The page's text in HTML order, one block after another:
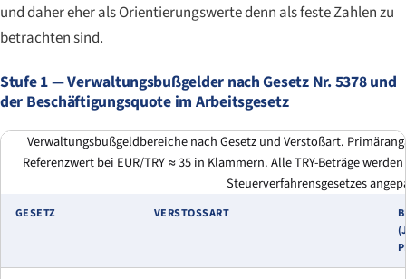
und daher eher als Orientierungswerte denn als feste Zahlen zu
betrachten sind.
Stufe 1 — Verwaltungsbußgelder nach Gesetz Nr. 5378 und
der Beschäftigungsquote im Arbeitsgesetz
Verwaltungsbußgeldbereiche nach Gesetz und Verstoßart.
Referenzwert bei EUR/TRY ≈ 35 in Klammern. Alle TRY-Beträge
Steuerverfahrensgesetzes
GESETZ VERSTOSSART